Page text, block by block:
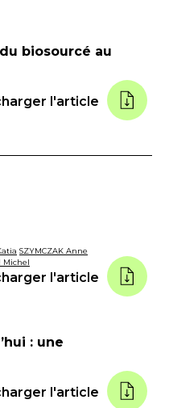
biosourcé au
l'article
SZYMCZAK Anne
Michel
l'article
: une
l'article